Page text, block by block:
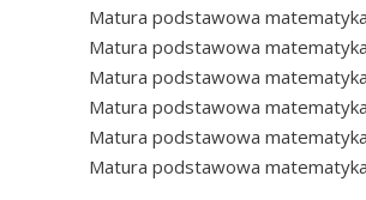
Matura podstawowa
Matura podstawowa
Matura podstawowa
Matura podstawowa
Matura podstawowa
Matura podstawowa